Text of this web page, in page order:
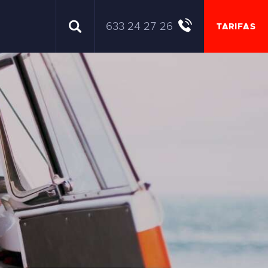
633 24 27 26 TARIFAS